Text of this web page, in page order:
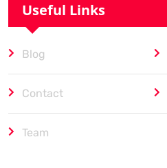
Useful Links
Blog
Contact
Team